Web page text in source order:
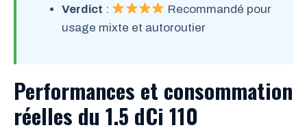
Verdict :
Recommandé pour
usage mixte et autoroutier
Performances et consommation
réelles du 1.5 dCi 110